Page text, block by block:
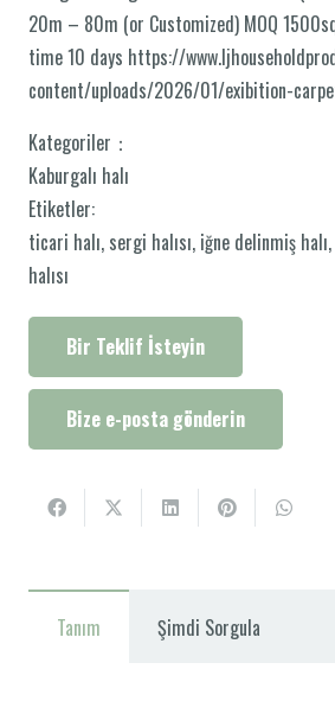
20m – 80m (or Customized) MOQ
time 10 days https://
content/uploads/2026/01/exibition-
Kategoriler：
Kaburgalı halı
Etiketler:
ticari halı, sergi halısı, iğne delinmiş halı,
halısı
Bir Teklif İsteyin
Bize e-posta gönderin
Tanım Şimdi Sorgula